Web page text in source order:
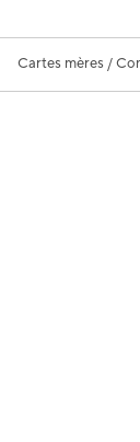
Cartes mères /